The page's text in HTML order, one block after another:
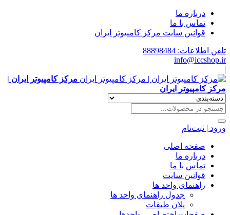
درباره ما
تماس با ما
قوانین سایت مرکز کامپیوتر ایران
تلفن اطلاعات: 88898484
info@iccshop.ir
|
مرکز کامپیوتر ایران |
مرکز کامپیوتر ایران
ورود | ثبت‌نام
صفحه اصلی
درباره ما
تماس با ما
قوانین سایت
راهنمای واحد ها
جدول راهنمای واحد ها
پلان طبقات